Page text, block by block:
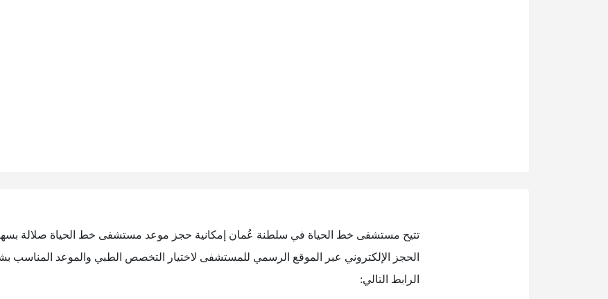
تتيح مستشفى خط الحياة في سلطنة عُمان إمكانية حجز موعد مستشفى خط الحياة صلالة
الحجز الإلكتروني عبر الموقع الرسمي للمستشفى لاختيار التخصص الطبي والموعد المناسب
الرابط التالي: